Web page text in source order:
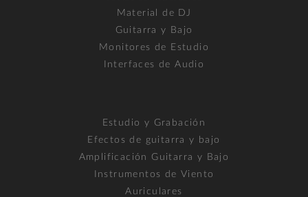
Material de DJ
Guitarra y Bajo
Monitores de Estudio
Interfaces de Audio
Estudio y Grabación
Efectos de guitarra y bajo
Amplificación Guitarra y Bajo
Instrumentos de Viento
Auriculares